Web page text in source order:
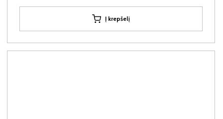
Į krepšelį